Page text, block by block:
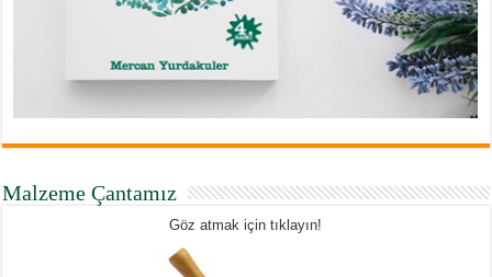
Malzeme Çantamız
Göz atmak için tıklayın!